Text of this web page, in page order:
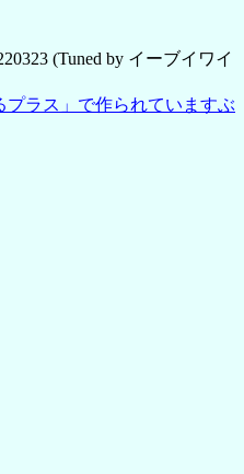
(Tuned by イーブイワイ
ラス」で作られていますぶ